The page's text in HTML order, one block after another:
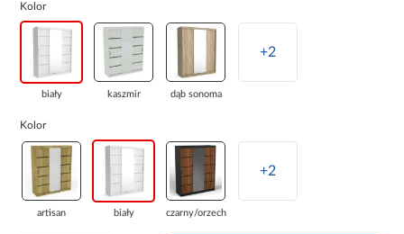
Kolor
biały kaszmir dąb sonoma
+2
Kolor
artisan biały czarny/orzech
+2